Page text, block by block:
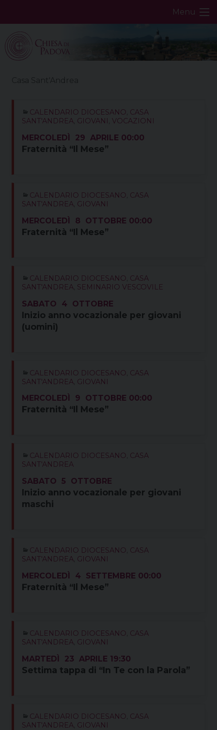
Menu
CALENDARIO DIOCESANO CASA
SANT'ANDREA GIOVANI VOCAZIONI
MERCOLEDÌ 29 APRILE 00:00
Fraternità “Il Mese”
CALENDARIO DIOCESANO CASA
SANT'ANDREA GIOVANI
MERCOLEDÌ 8 OTTOBRE 00:00
Fraternità “Il Mese”
CALENDARIO DIOCESANO CASA
SANT'ANDREA SEMINARIO VESCOVILE
SABATO 4 OTTOBRE
Inizio anno vocazionale per giovani
(uomini)
CALENDARIO DIOCESANO CASA
SANT'ANDREA GIOVANI
MERCOLEDÌ 9 OTTOBRE 00:00
Fraternità “Il Mese”
CALENDARIO DIOCESANO CASA
SANT'ANDREA
SABATO 5 OTTOBRE
Inizio anno vocazionale per giovani
maschi
CALENDARIO DIOCESANO CASA
SANT'ANDREA GIOVANI
MERCOLEDÌ 4 SETTEMBRE 00:00
Fraternità “Il Mese”
CALENDARIO DIOCESANO CASA
SANT'ANDREA GIOVANI
MARTEDÌ 23 APRILE 19:30
Settima tappa di “In Te con la Parola”
CALENDARIO DIOCESANO CASA
SANT'ANDREA GIOVANI